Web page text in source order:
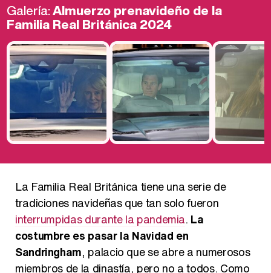
Galería:Almuerzo prenavideño de la
Familia Real Británica 2024
La Familia Real Británica tiene una serie de
tradiciones navideñas que tan solo fueron
interrumpidas durante la pandemia. La
costumbre es pasar la Navidad en
Sandringham, palacio que se abre a numerosos
miembros de la dinastía, pero no a todos. Como